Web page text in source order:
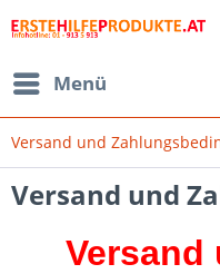
Menü
Versand und
Versand und
Versand